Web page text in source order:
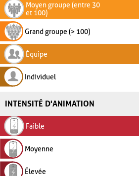
Moyen groupe (entre 30
et 100)
Grand groupe (> 100)
Équipe
Individuel
INTENSITÉ D'ANIMATION
Faible
Moyenne
Élevée